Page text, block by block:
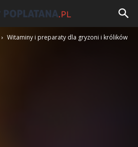
Witaminy i preparaty dla gryzoni i królików